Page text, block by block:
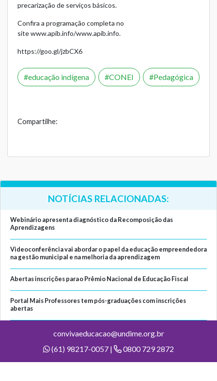
precarização de serviços básicos.
Confira a programação completa no
sitewww.apib.info/www.apib.info.
https://goo.gl/jzbCX6
educação indígena CONEI Pedagógica
Compartilhe:
NOTÍCIAS RELACIONADAS:
Webinário apresenta diagnóstico da Recomposição das
Aprendizagens
Videoconferência vai abordar o papel da educação empreendedora
na gestão municipal e na melhoria da aprendizagem
Abertas inscrições para o Prêmio Nacional de Educação Fiscal
Portal Mais Professores tem pós-graduações com inscrições
abertas
convivaeducacao@undime.org.br
(61) 98217-0057 |
0800 729 2872